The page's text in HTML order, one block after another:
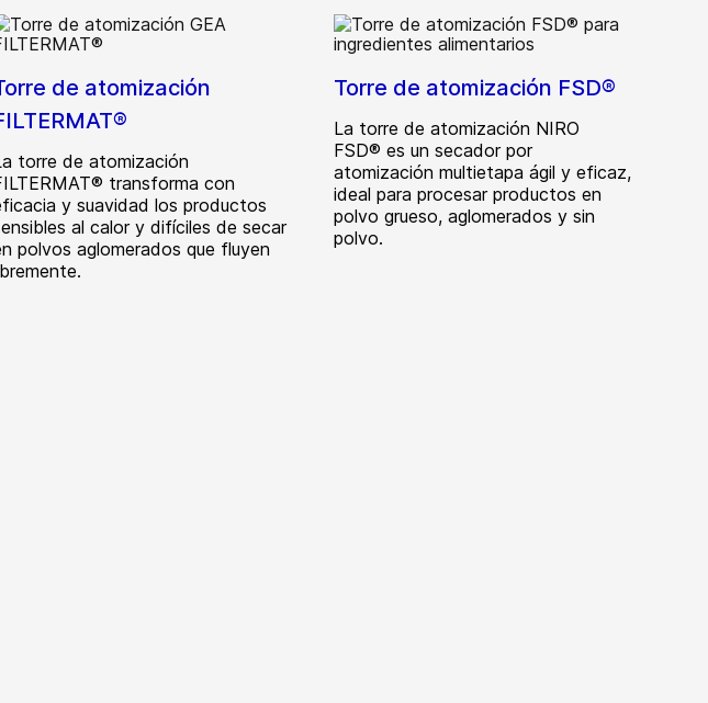
de atomización
torre de atomización
transforma con
y suavidad los productos
al calor y difíciles de secar
polvos aglomerados que fluyen
Torre de atomización FSD®
La torre de atomización NIRO
FSD® es un secador por
atomización multietapa ágil y eficaz,
ideal para procesar productos en
polvo grueso, aglomerados y sin
polvo.